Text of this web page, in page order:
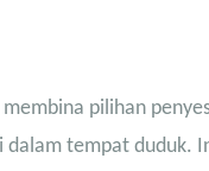
pilihan
tempat duduk.